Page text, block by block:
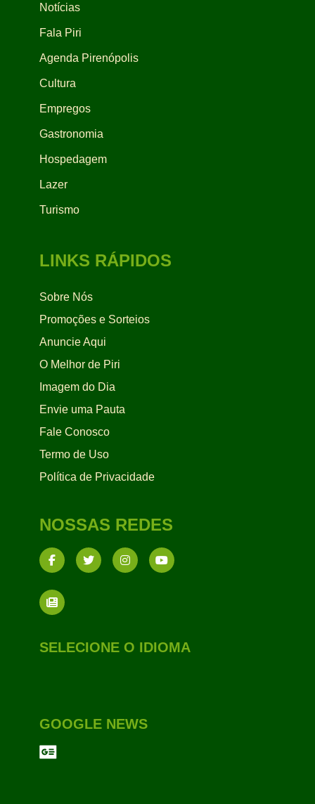
Notícias
Fala Piri
Agenda Pirenópolis
Cultura
Empregos
Gastronomia
Hospedagem
Lazer
Turismo
LINKS RÁPIDOS
Sobre Nós
Promoções e Sorteios
Anuncie Aqui
O Melhor de Piri
Imagem do Dia
Envie uma Pauta
Fale Conosco
Termo de Uso
Política de Privacidade
NOSSAS REDES
SELECIONE O IDIOMA
GOOGLE NEWS